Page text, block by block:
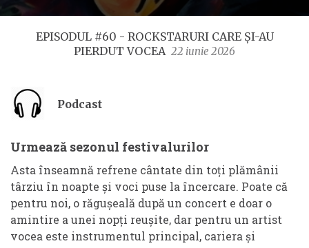
EPISODUL #60 - ROCKSTARURI CARE ȘI-AU
PIERDUT VOCEA 22 iunie 2026
Podcast
Urmează sezonul festivalurilor
Asta înseamnă refrene cântate din toți plămânii
târziu în noapte și voci puse la încercare. Poate că
pentru noi, o răgușeală după un concert e doar o
amintire a unei nopți reușite, dar pentru un artist
vocea este instrumentul principal, cariera și